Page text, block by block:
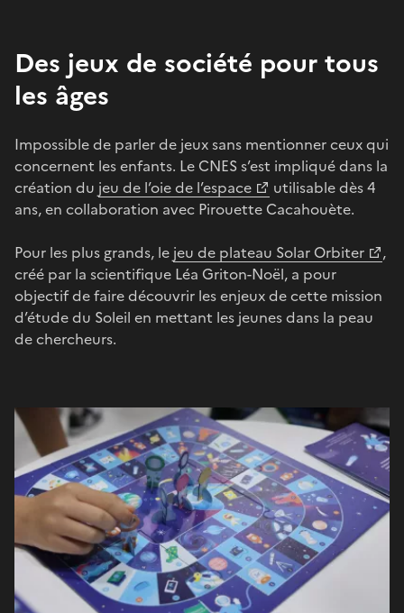
Des jeux de société pour tous
les âges
Impossible de parler de jeux sans mentionner ceux qui
concernent les enfants. Le CNES s’est impliqué dans la
création du jeu de l’oie de l’espace
utilisable dès 4
ans, en collaboration avec Pirouette Cacahouète.
Pour les plus grands, le jeu de plateau Solar Orbiter
,
créé par la scientifique Léa Griton-Noël, a pour
objectif de faire découvrir les enjeux de cette mission
d’étude du Soleil en mettant les jeunes dans la peau
de chercheurs.